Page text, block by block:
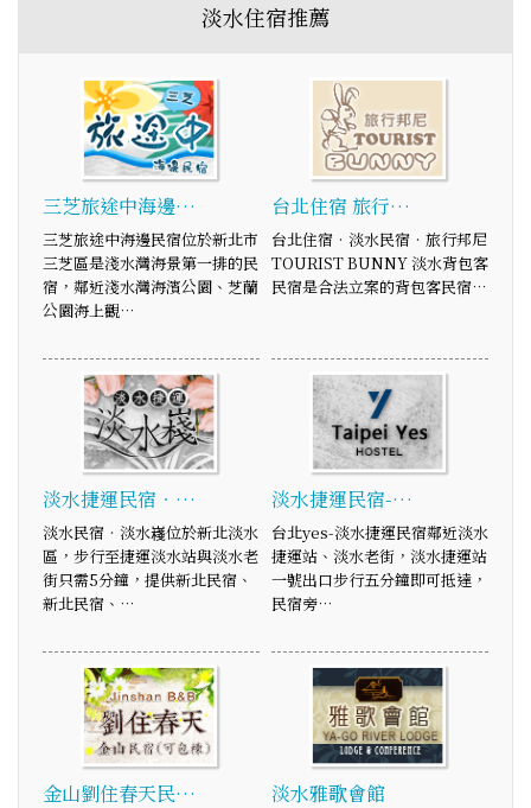
淡水住宿推薦
三芝旅途中海邊…
三芝旅途中海邊民宿位於新北市
三芝區是淺水灣海景第一排的民
宿，鄰近淺水灣海濱公園、芝蘭
公園海上觀…
台北住宿 旅行…
台北住宿‧淡水民宿‧旅行邦尼
TOURIST BUNNY 淡水背包客
民宿是合法立案的背包客民宿…
淡水捷運民宿‧…
淡水民宿‧淡水嶘位於新北淡水
區，步行至捷運淡水站與淡水老
街只需5分鐘，提供新北民宿、
新北民宿、…
淡水捷運民宿-…
台北yes-淡水捷運民宿鄰近淡水
捷運站、淡水老街，淡水捷運站
一號出口步行五分鐘即可抵達，
民宿旁…
金山劉住春天民… 淡水雅歌會館